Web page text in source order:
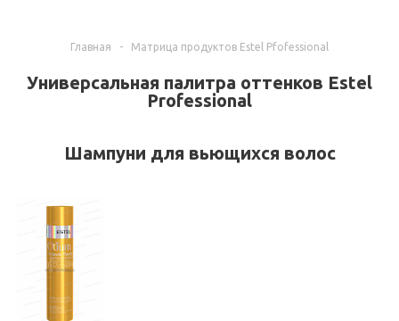
Главная - Матрица продуктов Estel Pfofessional
Универсальная палитра оттенков Estel
Professional
Шампуни для вьющихся волос